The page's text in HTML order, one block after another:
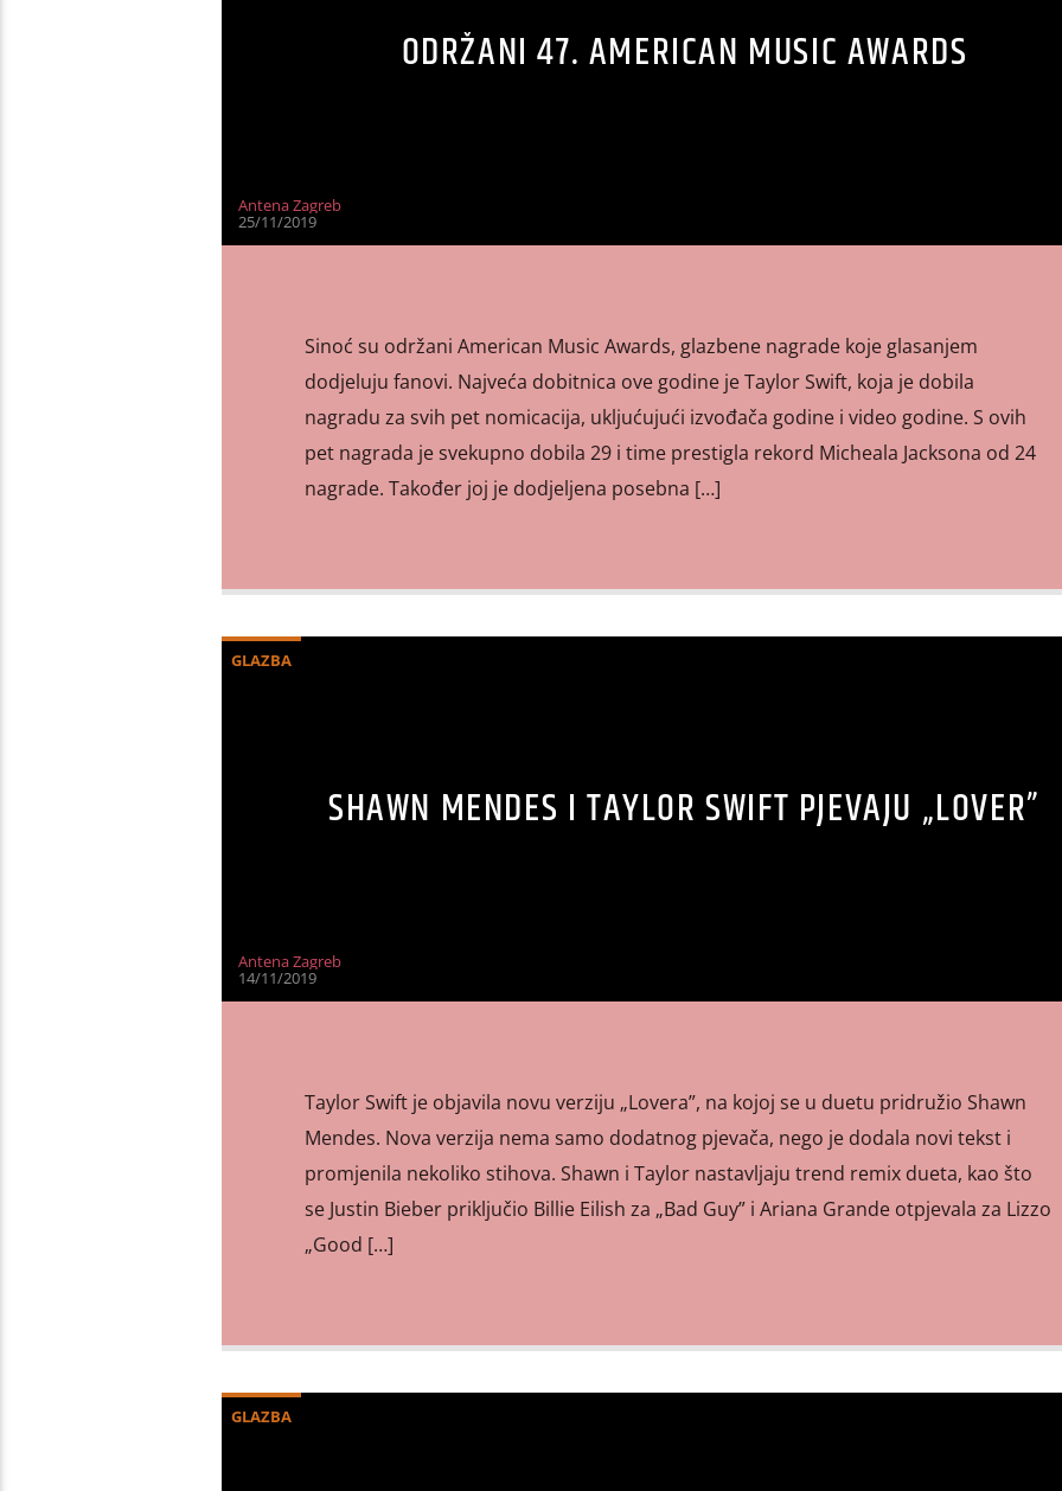
ODRŽANI 47. AMERICAN MUSIC AWARDS
Antena Zagreb
25/11/2019
Sinoć su održani American Music Awards, glazbene nagrade koje glasanjem
dodjeluju fanovi. Najveća dobitnica ove godine je Taylor Swift, koja je dobila
nagradu za svih pet nomicacija, ukljućujući izvođača godine i video godine. S ovih
pet nagrada je svekupno dobila 29 i time prestigla rekord Micheala Jacksona od 24
nagrade. Također joj je dodjeljena posebna […]
GLAZBA
SHAWN MENDES I TAYLOR SWIFT PJEVAJU „LOVER”
Antena Zagreb
14/11/2019
Taylor Swift je objavila novu verziju „Lovera”, na kojoj se u duetu pridružio Shawn
Mendes. Nova verzija nema samo dodatnog pjevača, nego je dodala novi tekst i
promjenila nekoliko stihova. Shawn i Taylor nastavljaju trend remix dueta, kao što
se Justin Bieber priključio Billie Eilish za „Bad Guy” i Ariana Grande otpjevala za Lizzo
„Good […]
GLAZBA